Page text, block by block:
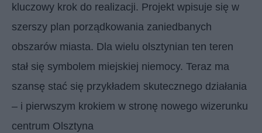
kluczowy krok do realizacji. Projekt wpisuje się w
szerszy plan porządkowania zaniedbanych
obszarów miasta. Dla wielu olsztynian ten teren
stał się symbolem miejskiej niemocy. Teraz ma
szansę stać się przykładem skutecznego działania
– i pierwszym krokiem w stronę nowego wizerunku
centrum Olsztyna